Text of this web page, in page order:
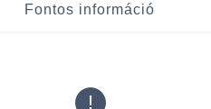
Fontos információ
!